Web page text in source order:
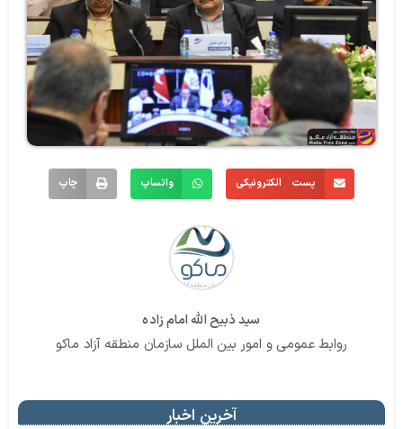
پست الکترونیکی واتساپ چاپ
سید ذبیح الله امام زاده
روابط عمومی و امور بین الملل سازمان منطقه آزاد ماکو
آخرین اخبار